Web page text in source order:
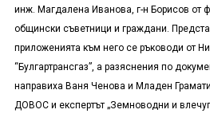
инж. Магдалена Иванова, г-н Борисов от
общински съветници и граждани.
приложенията към него се ръководи от
“Булгартрансгаз”, а разяснения по
направиха Ваня Ченова и Младен
ДОВОС и експертът „Земноводни и